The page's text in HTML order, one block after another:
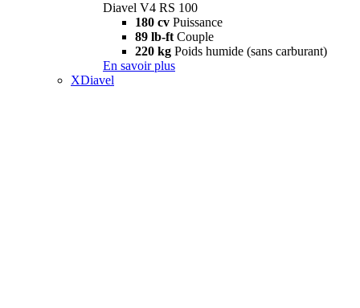
Diavel V4 RS 100
180 cv Puissance
89 lb-ft Couple
220 kg Poids humide (sans carburant)
En savoir plus
XDiavel